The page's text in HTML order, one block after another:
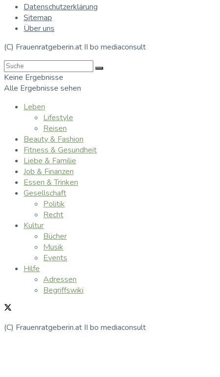
Datenschutzerklärung
Sitemap
Über uns
(C) Frauenratgeberin.at II bo mediaconsult
Keine Ergebnisse
Alle Ergebnisse sehen
Leben
Lifestyle
Reisen
Beauty & Fashion
Fitness & Gesundheit
Liebe & Familie
Job & Finanzen
Essen & Trinken
Gesellschaft
Politik
Recht
Kultur
Bücher
Musik
Events
Hilfe
Adressen
Begriffswiki
(C) Frauenratgeberin.at II bo mediaconsult